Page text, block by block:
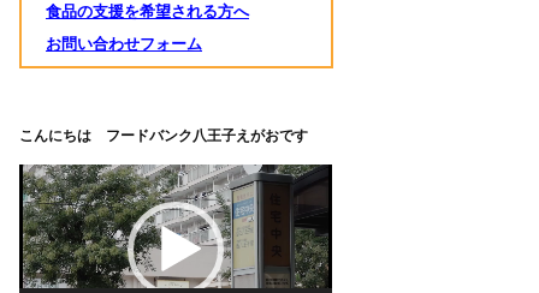
食品の支援を希望される方へ
お問い合わせフォーム
こんにちは フードバンク八王子えがおです
動
画
プ
レ
ー